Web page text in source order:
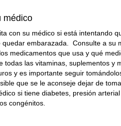
médico
con su médico si está intentando
quedar embarazada. Consulte a su
medicamentos que usa y qué
todas las vitaminas, suplementos y
y es importante seguir
que se le aconseje dejar de
si tiene diabetes, presión
congénitos.